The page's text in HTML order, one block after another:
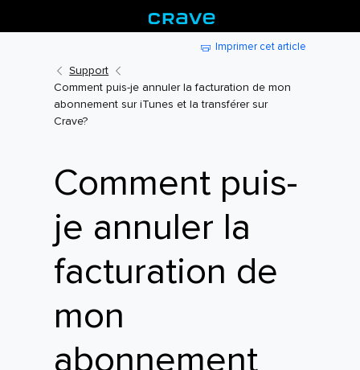
Imprimer cet article
Support
Comment puis-je annuler la facturation de mon
abonnement sur iTunes et la transférer sur
Crave?
Comment puis-
je annuler la
facturation de
mon
abonnement